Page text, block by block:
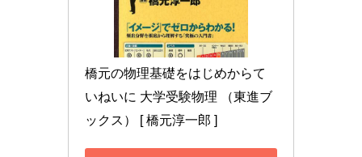
橋元の物理基礎をはじめからて
いねいに 大学受験物理 （東進ブ
ックス） [ 橋元淳一郎 ]